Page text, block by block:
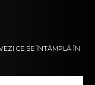
CE SE ÎNTÂMPLĂ ÎN